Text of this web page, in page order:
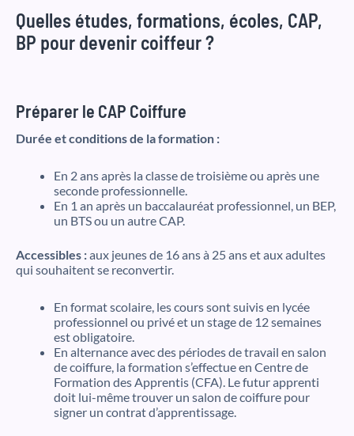
Quelles études, formations, écoles, CAP,
BP pour devenir coiffeur ?
Préparer le CAP Coiffure
Durée et conditions de la formation :
En 2 ans après la classe de troisième ou après une
seconde professionnelle.
En 1 an après un baccalauréat professionnel, un BEP,
un BTS ou un autre CAP.
Accessibles :aux jeunes de 16 ans à 25 ans et aux adultes
qui souhaitent se reconvertir.
En format scolaire, les cours sont suivis en lycée
professionnel ou privé et un stage de 12 semaines
est obligatoire.
En alternance avec des périodes de travail en salon
de coiffure, la formation s’effectue en Centre de
Formation des Apprentis (CFA). Le futur apprenti
doit lui-même trouver un salon de coiffure pour
signer un contrat d’apprentissage.